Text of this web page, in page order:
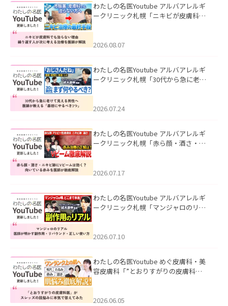
わたしの名医Youtube アルバアレルギ
ークリニック札幌「ニキビが皮膚科で
ました。
2026.08.07
わたしの名医Youtube アルバアレルギ
ークリニック札幌「30代から急に老け
た。
2026.07.24
わたしの名医Youtube アルバアレルギ
ークリニック札幌「赤ら顔・酒さ・ニ
した。
2026.07.17
わたしの名医Youtube アルバアレルギ
ークリニック札幌「マンジャロのリア
た。
2026.07.10
わたしの名医Youtube めぐ皮膚科・美
容皮膚科「”とおりすがりの皮膚科
2026.06.05